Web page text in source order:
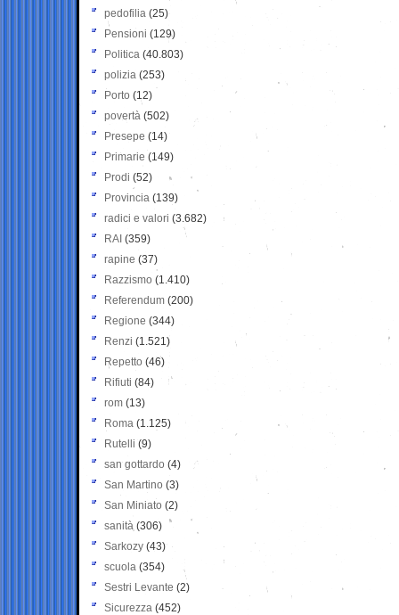
pedofilia (25)
Pensioni (129)
Politica (40.803)
polizia (253)
Porto (12)
povertà (502)
Presepe (14)
Primarie (149)
Prodi (52)
Provincia (139)
radici e valori (3.682)
RAI (359)
rapine (37)
Razzismo (1.410)
Referendum (200)
Regione (344)
Renzi (1.521)
Repetto (46)
Rifiuti (84)
rom (13)
Roma (1.125)
Rutelli (9)
san gottardo (4)
San Martino (3)
San Miniato (2)
sanità (306)
Sarkozy (43)
scuola (354)
Sestri Levante (2)
Sicurezza (452)